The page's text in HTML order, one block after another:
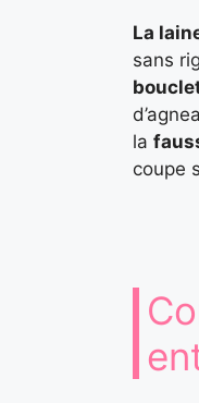
La
sans
la
coupe